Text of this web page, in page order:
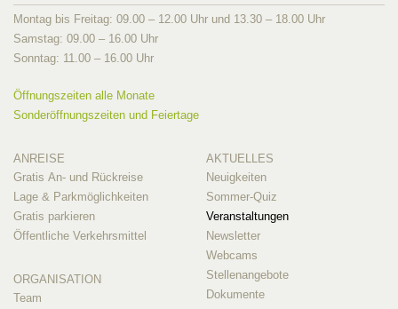
Montag bis Freitag: 09.00 – 12.00 Uhr und 13.30 – 18.00 Uhr
Samstag: 09.00 – 16.00 Uhr
Sonntag: 11.00 – 16.00 Uhr
Öffnungszeiten alle Monate
Sonderöffnungszeiten und Feiertage
ANREISE
Gratis An- und Rückreise
Lage & Parkmöglichkeiten
Gratis parkieren
Öffentliche Verkehrsmittel
ORGANISATION
Team
AKTUELLES
Neuigkeiten
Sommer-Quiz
Veranstaltungen
Newsletter
Webcams
Stellenangebote
Dokumente